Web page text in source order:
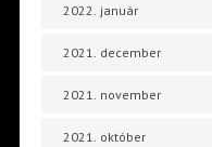
2022. január
2021. december
2021. november
2021. október